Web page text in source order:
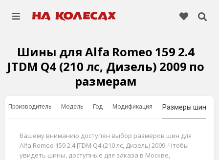
Шины для Alfa Romeo 159 2.4
JTDM Q4 (210 лс, Дизель) 2009 по
размерам
Производитель Модель Год Модификация Размеры шин
Вашему вниманию доступен выбор размеров шин для
Alfa Romeo 159 2.4 JTDM Q4 (210 лс, Дизель) 2009. Чтобы
увидеть шины, доступные для заказа в Москве,